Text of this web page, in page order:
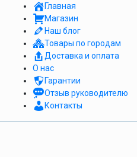
Главная
Магазин
Наш блог
Товары по городам
Доставка и оплата
О нас
Гарантии
Отзыв руководителю
Контакты